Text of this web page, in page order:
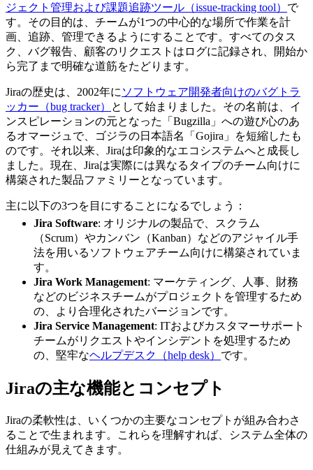
ジェクト管理および課題追跡ツール（issue-tracking tool） で
す。その目的は、チームが1つの中心的な場所で作業を計
画、追跡、管理できるようにすることです。すべてのタス
ク、バグ報告、顧客のリクエストはログに記録され、開始か
ら完了まで明確な道筋をたどります。
Jiraの歴史は、2002年に ソフトウェア開発者向けのバグトラ
ッカー（bug tracker）
として始まりました。その名前は、イ
ンスピレーションの元となった「Bugzilla」への遊び心のあ
るオマージュで、ゴジラの日本語名「Gojira」を短縮したも
のです。それ以来、Jiraは印象的なエコシステムへと成長し
ました。現在、Jiraは実際には異なるタイプのチーム向けに
構築された製品ファミリーとなっています。
主に以下の3つを目にすることになるでしょう：
Jira Software: オリジナルの製品で、スクラム
（Scrum）やカンバン（Kanban）などのアジャイル手
法を用いるソフトウェアチーム向けに構築されていま
す。
Jira Work Management: マーケティング、人事、財務
などのビジネスチームがプロジェクトを管理するため
の、より合理化されたバージョンです。
Jira Service Management: ITおよびカスタマーサポート
チームがリクエストやインシデントを処理するため
の、堅牢なヘルプデスク（help desk） です。
Jiraの主な機能とコンセプト
Jiraの柔軟性は、いくつかの主要なコンセプトが組み合わさ
ることで生まれます。これらを理解すれば、システム全体の
仕組みが見えてきます。